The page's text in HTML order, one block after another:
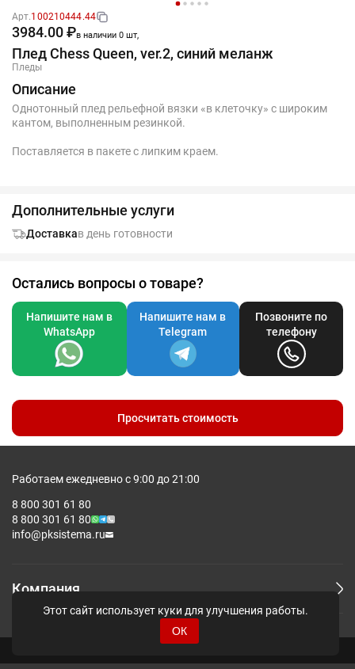
Арт.100210444.44
3984.00 ₽в наличии 0 шт,
Плед Chess Queen, ver.2, синий меланж
Пледы
Описание
Однотонный плед рельефной вязки «в клеточку» с широким
кантом, выполненным резинкой.
Поставляется в пакете с липким краем.
Дополнительные услуги
Доставкав день готовности
Остались вопросы о товаре?
Напишите нам в
WhatsApp
Напишите нам в
Telegram
Позвоните по
телефону
Просчитать стоимость
Работаем ежедневно с 9:00 до 21:00
8 800 301 61 80
8 800 301 61 80
info@pksistema.ru
Компания
Этот сайт использует куки для улучшения работы.
ОК